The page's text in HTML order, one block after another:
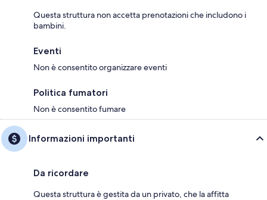
Questa struttura non accetta prenotazioni che includono i
bambini.
Eventi
Non è consentito organizzare eventi
Politica fumatori
Non è consentito fumare
Informazioni importanti
Da ricordare
Questa struttura è gestita da un privato, che la affitta